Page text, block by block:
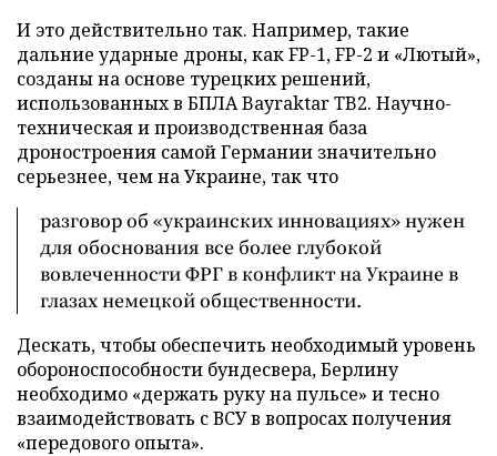
И это действительно так. Например, такие
дальние ударные дроны, как FP-1, FP-2 и «Лютый»,
созданы на основе турецких решений,
использованных в БПЛА Bayraktar TB2. Научно-
техническая и производственная база
дроностроения самой Германии значительно
серьезнее, чем на Украине, так что
разговор об «украинских инновациях» нужен
для обоснования все более глубокой
вовлеченности ФРГ в конфликт на Украине в
глазах немецкой общественности.
Дескать, чтобы обеспечить необходимый уровень
обороноспособности бундесвера, Берлину
необходимо «держать руку на пульсе» и тесно
взаимодействовать с ВСУ в вопросах получения
«передового опыта».